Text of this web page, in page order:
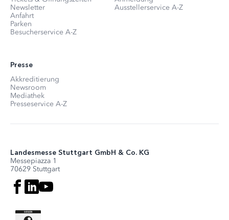
Newsletter
Anfahrt
Parken
Besucherservice A-Z
Ausstellerservice A-Z
Presse
Akkreditierung
Newsroom
Mediathek
Presseservice A-Z
Landesmesse Stuttgart GmbH & Co. KG
Messepiazza 1
70629 Stuttgart